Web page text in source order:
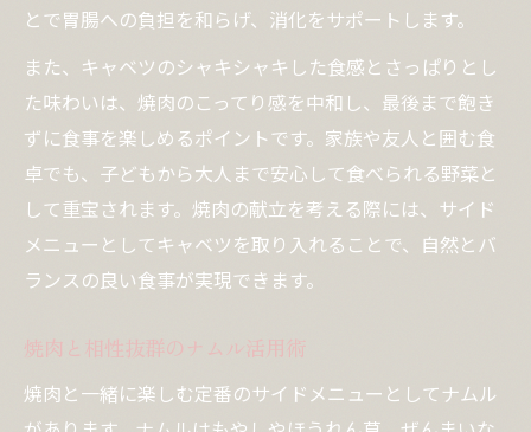
とで胃腸への負担を和らげ、消化をサポートします。
また、キャベツのシャキシャキした食感とさっぱりとし
た味わいは、焼肉のこってり感を中和し、最後まで飽き
ずに食事を楽しめるポイントです。家族や友人と囲む食
卓でも、子どもから大人まで安心して食べられる野菜と
して重宝されます。焼肉の献立を考える際には、サイド
メニューとしてキャベツを取り入れることで、自然とバ
ランスの良い食事が実現できます。
焼肉と相性抜群のナムル活用術
焼肉と一緒に楽しむ定番のサイドメニューとしてナムル